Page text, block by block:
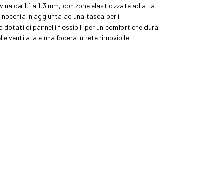
da 1,1 a 1,3 mm, con zone elasticizzate ad alta
in aggiunta ad una tasca per il
dotati di pannelli flessibili per un comfort che dura
ventilata e una fodera in rete rimovibile.